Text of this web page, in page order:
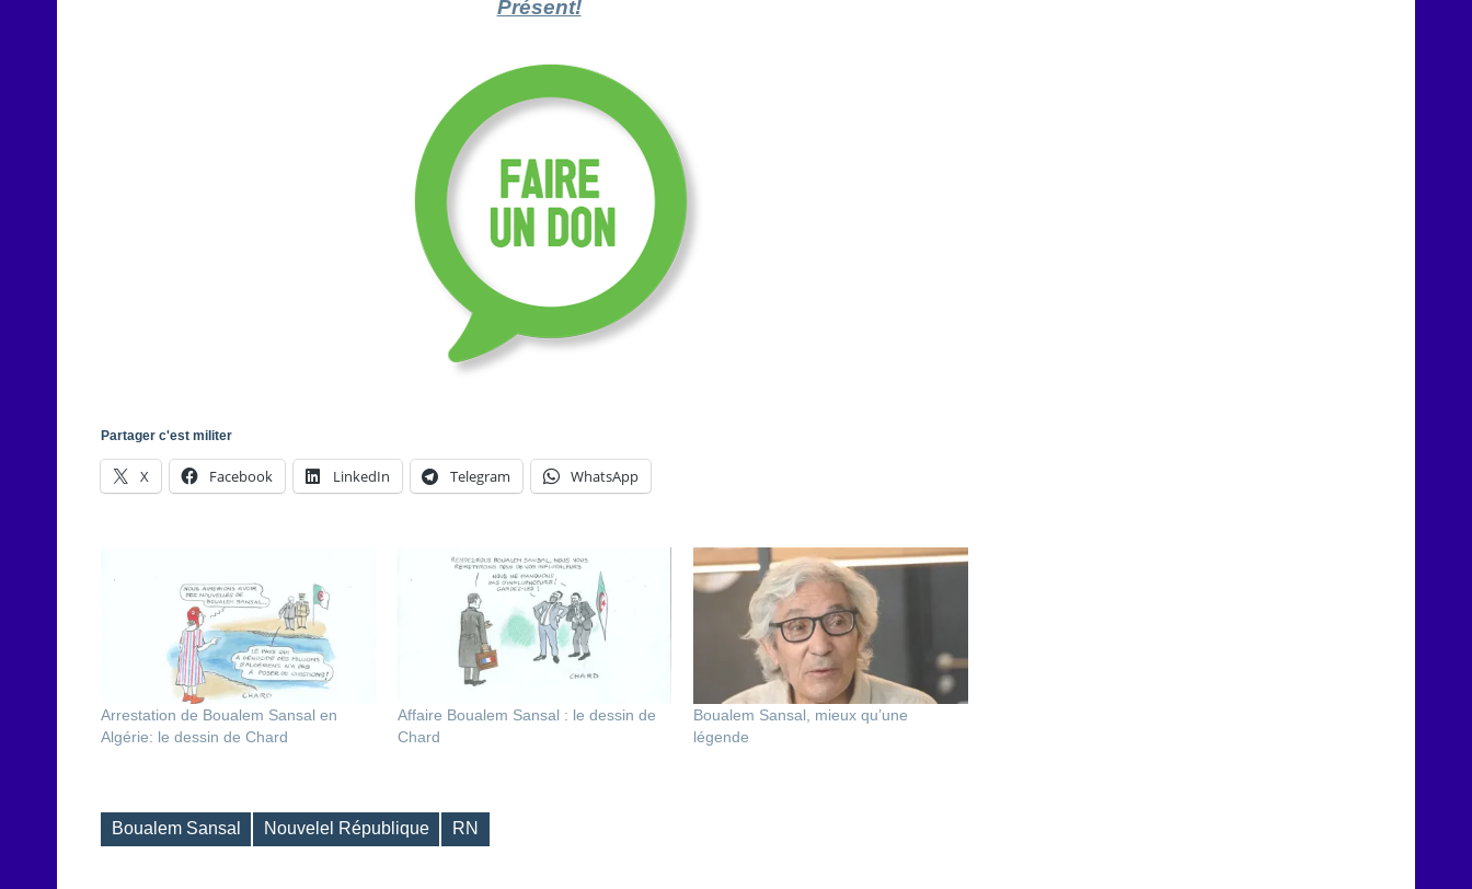
Présent!
Partager c'est militer
X Facebook LinkedIn Telegram WhatsApp
Arrestation de Boualem Sansal en
Algérie: le dessin de Chard
Affaire Boualem Sansal : le dessin de
Chard
Boualem Sansal, mieux qu’une
légende
Étiquettes
Boualem Sansal Nouvelel République RN